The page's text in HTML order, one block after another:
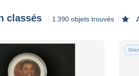
classés 1 390 objets trouvés